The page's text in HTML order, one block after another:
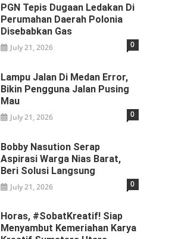
PGN Tepis Dugaan Ledakan Di
Perumahan Daerah Polonia
Disebabkan Gas
July 21, 2026 0
Lampu Jalan Di Medan Error,
Bikin Pengguna Jalan Pusing
Mau
July 21, 2026 0
Bobby Nasution Serap
Aspirasi Warga Nias Barat,
Beri Solusi Langsung
July 21, 2026 0
Horas, #SobatKreatif! Siap
Menyambut Kemeriahan Karya